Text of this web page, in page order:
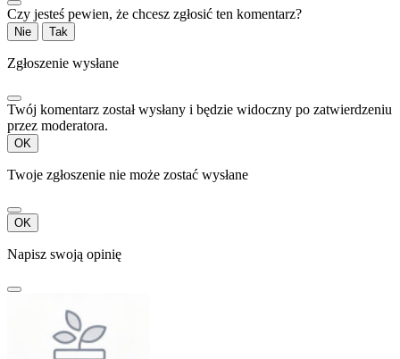
Czy jesteś pewien, że chcesz zgłosić ten komentarz?
Nie Tak
Zgłoszenie wysłane
Twój komentarz został wysłany i będzie widoczny po zatwierdzeniu
przez moderatora.
OK
Twoje zgłoszenie nie może zostać wysłane
OK
Napisz swoją opinię